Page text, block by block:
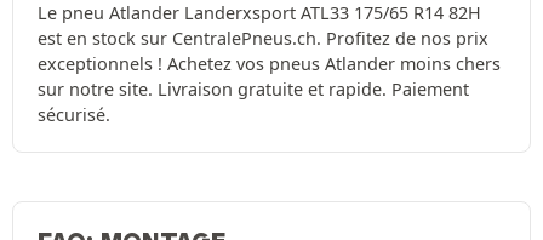
Le pneu Atlander Landerxsport ATL33 175/65 R14 82H
est en stock sur CentralePneus.ch. Profitez de nos prix
exceptionnels ! Achetez vos pneus Atlander moins chers
sur notre site. Livraison gratuite et rapide. Paiement
sécurisé.